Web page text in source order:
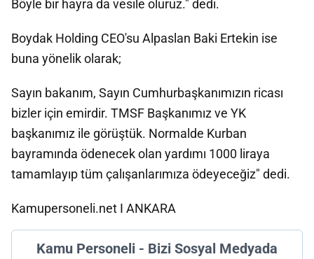
Böyle bir hayra da vesile oluruz." dedi.
Boydak Holding CEO'su Alpaslan Baki Ertekin ise
buna yönelik olarak;
Sayın bakanım, Sayın Cumhurbaşkanımızın ricası
bizler için emirdir. TMSF Başkanımız ve YK
başkanımız ile görüştük. Normalde Kurban
bayramında ödenecek olan yardımı 1000 liraya
tamamlayıp tüm çalışanlarımıza ödeyeceğiz" dedi.
Kamupersoneli.net I ANKARA
Kamu Personeli - Bizi Sosyal Medyada